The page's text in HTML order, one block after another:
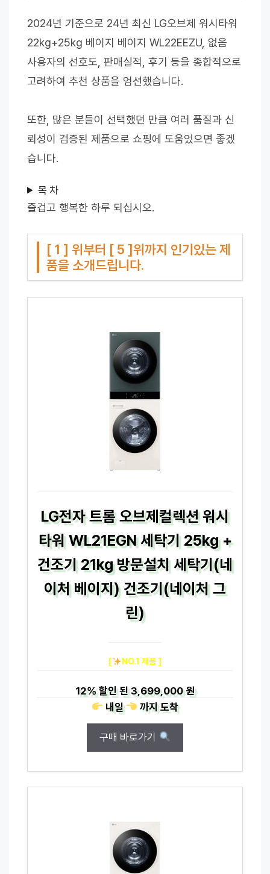
2024년 기준으로 24년 최신 LG오브제 워시타워
22kg+25kg 베이지 베이지 WL22EEZU, 없음
사용자의 선호도, 판매실적, 후기 등을 종합적으로
고려하여 추천 상품을 엄선했습니다.
또한, 많은 분들이 선택했던 만큼 여러 품질과 신
뢰성이 검증된 제품으로 쇼핑에 도움었으면 좋겠
습니다.
목 차
즐겁고 행복한 하루 되십시오.
[ 1 ] 위부터 [ 5 ]위까지 인기있는 제
품을 소개드립니다.
LG전자 트롬 오브제컬렉션 워시
타워 WL21EGN 세탁기 25kg +
건조기 21kg 방문설치 세탁기(네
이처 베이지) 건조기(네이처 그
린)
[ NO.1 제품 ]
12%할인 된3,699,000 원
내일
까지도착
구매 바로가기